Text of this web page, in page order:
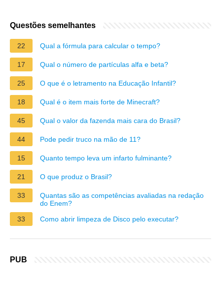
Questões semelhantes
22 Qual a fórmula para calcular o tempo?
17 Qual o número de partículas alfa e beta?
25 O que é o letramento na Educação Infantil?
18 Qual é o item mais forte de Minecraft?
45 Qual o valor da fazenda mais cara do Brasil?
44 Pode pedir truco na mão de 11?
15 Quanto tempo leva um infarto fulminante?
21 O que produz o Brasil?
33
Quantas são as competências avaliadas na redação
do Enem?
33
Como abrir limpeza de Disco pelo executar?
PUB